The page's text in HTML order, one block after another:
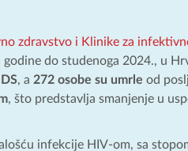
zdravstvo i Klinike za
do studenoga 2024., u
, a 272 osobe su umrle od
, što predstavlja smanjenje u
infekcije HIV-om, sa